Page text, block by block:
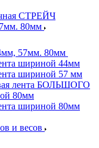
СТРЕЙЧ
80мм
57мм. 80мм
шириной 44мм
шириной 57 мм
лента БОЛЬШОГО
80мм
шириной 80мм
и весов